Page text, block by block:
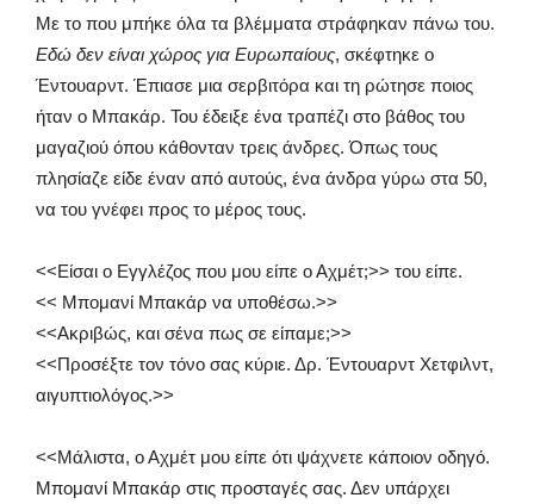
Με το που μπήκε όλα τα βλέμματα στράφηκαν πάνω του.
Εδώ δεν είναι χώρος για Ευρωπαίους, σκέφτηκε ο
Έντουαρντ. Έπιασε μια σερβιτόρα και τη ρώτησε ποιος
ήταν ο Μπακάρ. Του έδειξε ένα τραπέζι στο βάθος του
μαγαζιού όπου κάθονταν τρεις άνδρες. Όπως τους
πλησίαζε είδε έναν από αυτούς, ένα άνδρα γύρω στα 50,
να του γνέφει προς το μέρος τους.
<<Είσαι ο Εγγλέζος που μου είπε ο Αχμέτ;>> του είπε.
<< Μπομανί Μπακάρ να υποθέσω.>>
<<Ακριβώς, και σένα πως σε είπαμε;>>
<<Προσέξτε τον τόνο σας κύριε. Δρ. Έντουαρντ Χετφιλντ,
αιγυπτιολόγος.>>
<<Μάλιστα, ο Αχμέτ μου είπε ότι ψάχνετε κάποιον οδηγό.
Μπομανί Μπακάρ στις προσταγές σας. Δεν υπάρχει